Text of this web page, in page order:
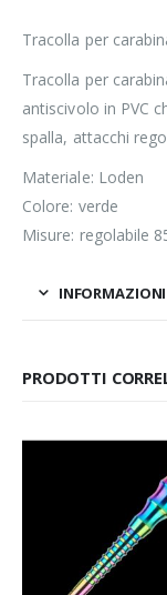
Tracolla per
Tracolla per
antiscivolo in PVC
spalla, attacchi
Materiale: Loden
Colore: verde
Misure: regolabile
PRODOTTI